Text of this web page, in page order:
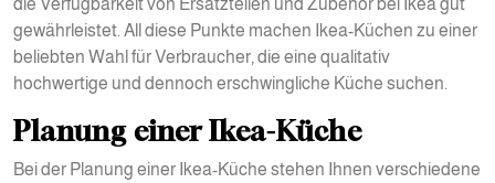
die Verfügbarkeit von Ersatzteilen und Zubehör bei Ikea gut
gewährleistet. All diese Punkte machen Ikea-Küchen zu einer
beliebten Wahl für Verbraucher, die eine qualitativ
hochwertige und dennoch erschwingliche Küche suchen.
Planung einer Ikea-Küche
Bei der Planung einer Ikea-Küche stehen Ihnen verschiedene